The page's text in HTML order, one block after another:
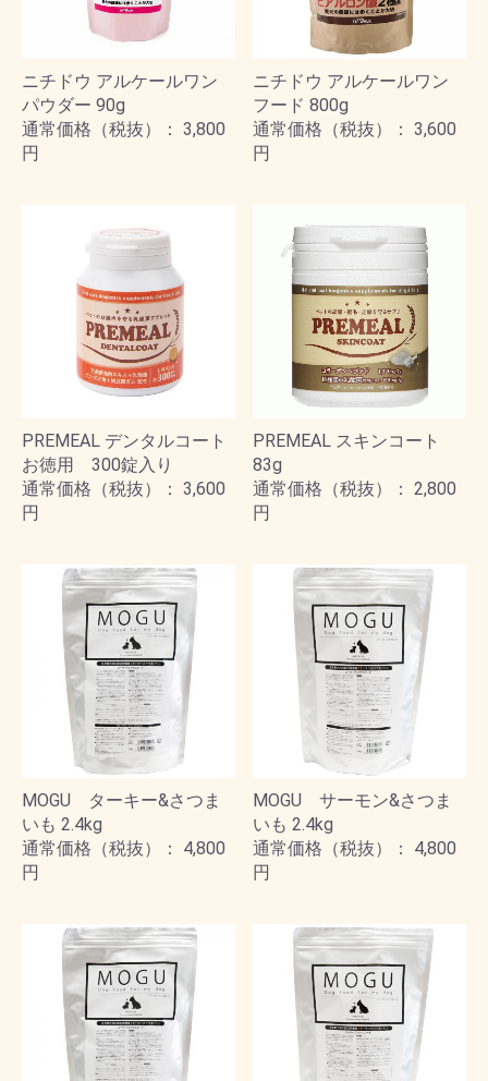
ニチドウ アルケールワン
パウダー 90g
通常価格（税抜）： 3,800
円
ニチドウ アルケールワン
フード 800g
通常価格（税抜）： 3,600
円
PREMEAL デンタルコート
お徳用 300錠入り
通常価格（税抜）： 3,600
円
PREMEAL スキンコート
83g
通常価格（税抜）： 2,800
円
MOGU ターキー&さつま
いも 2.4kg
通常価格（税抜）： 4,800
円
MOGU サーモン&さつま
いも 2.4kg
通常価格（税抜）： 4,800
円